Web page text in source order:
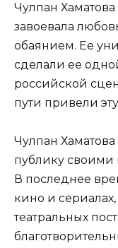
Чулпан Хаматова
завоевала
обаянием. Ее
сделали ее
российской
пути привели
Чулпан Хаматова
публику своими
В последнее
кино и
театральных